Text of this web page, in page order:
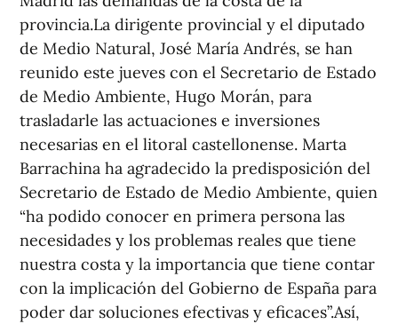
provincia.La dirigente provincial y el diputado
de Medio Natural, José María Andrés, se han
reunido este jueves con el Secretario de Estado
de Medio Ambiente, Hugo Morán, para
trasladarle las actuaciones e inversiones
necesarias en el litoral castellonense. Marta
Barrachina ha agradecido la predisposición del
Secretario de Estado de Medio Ambiente, quien
“ha podido conocer en primera persona las
necesidades y los problemas reales que tiene
nuestra costa y la importancia que tiene contar
con la implicación del Gobierno de España para
poder dar soluciones efectivas y eficaces”.Así,